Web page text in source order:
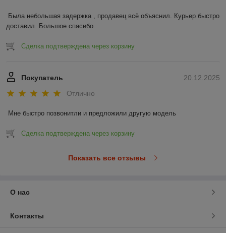
Была небольшая задержка , продавец всё объяснил. Курьер быстро
доставил. Большое спасибо.
Сделка подтверждена через корзину
20.12.2025
Покупатель
Отлично
Мне быстро позвонитли и предложили другую модель
Сделка подтверждена через корзину
Показать все отзывы
О нас
Контакты